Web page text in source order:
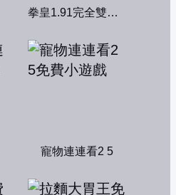
拳皇1.91完全雙人版
寵物連連看2 5